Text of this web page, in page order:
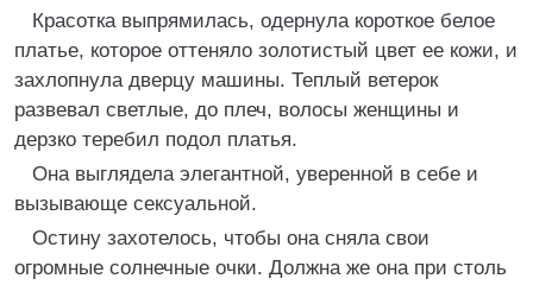
Красотка выпрямилась, одернула короткое белое
платье, которое оттеняло золотистый цвет ее кожи, и
захлопнула дверцу машины. Теплый ветерок
развевал светлые, до плеч, волосы женщины и
дерзко теребил подол платья.
Она выглядела элегантной, уверенной в себе и
вызывающе сексуальной.
Остину захотелось, чтобы она сняла свои
огромные солнечные очки. Должна же она при столь